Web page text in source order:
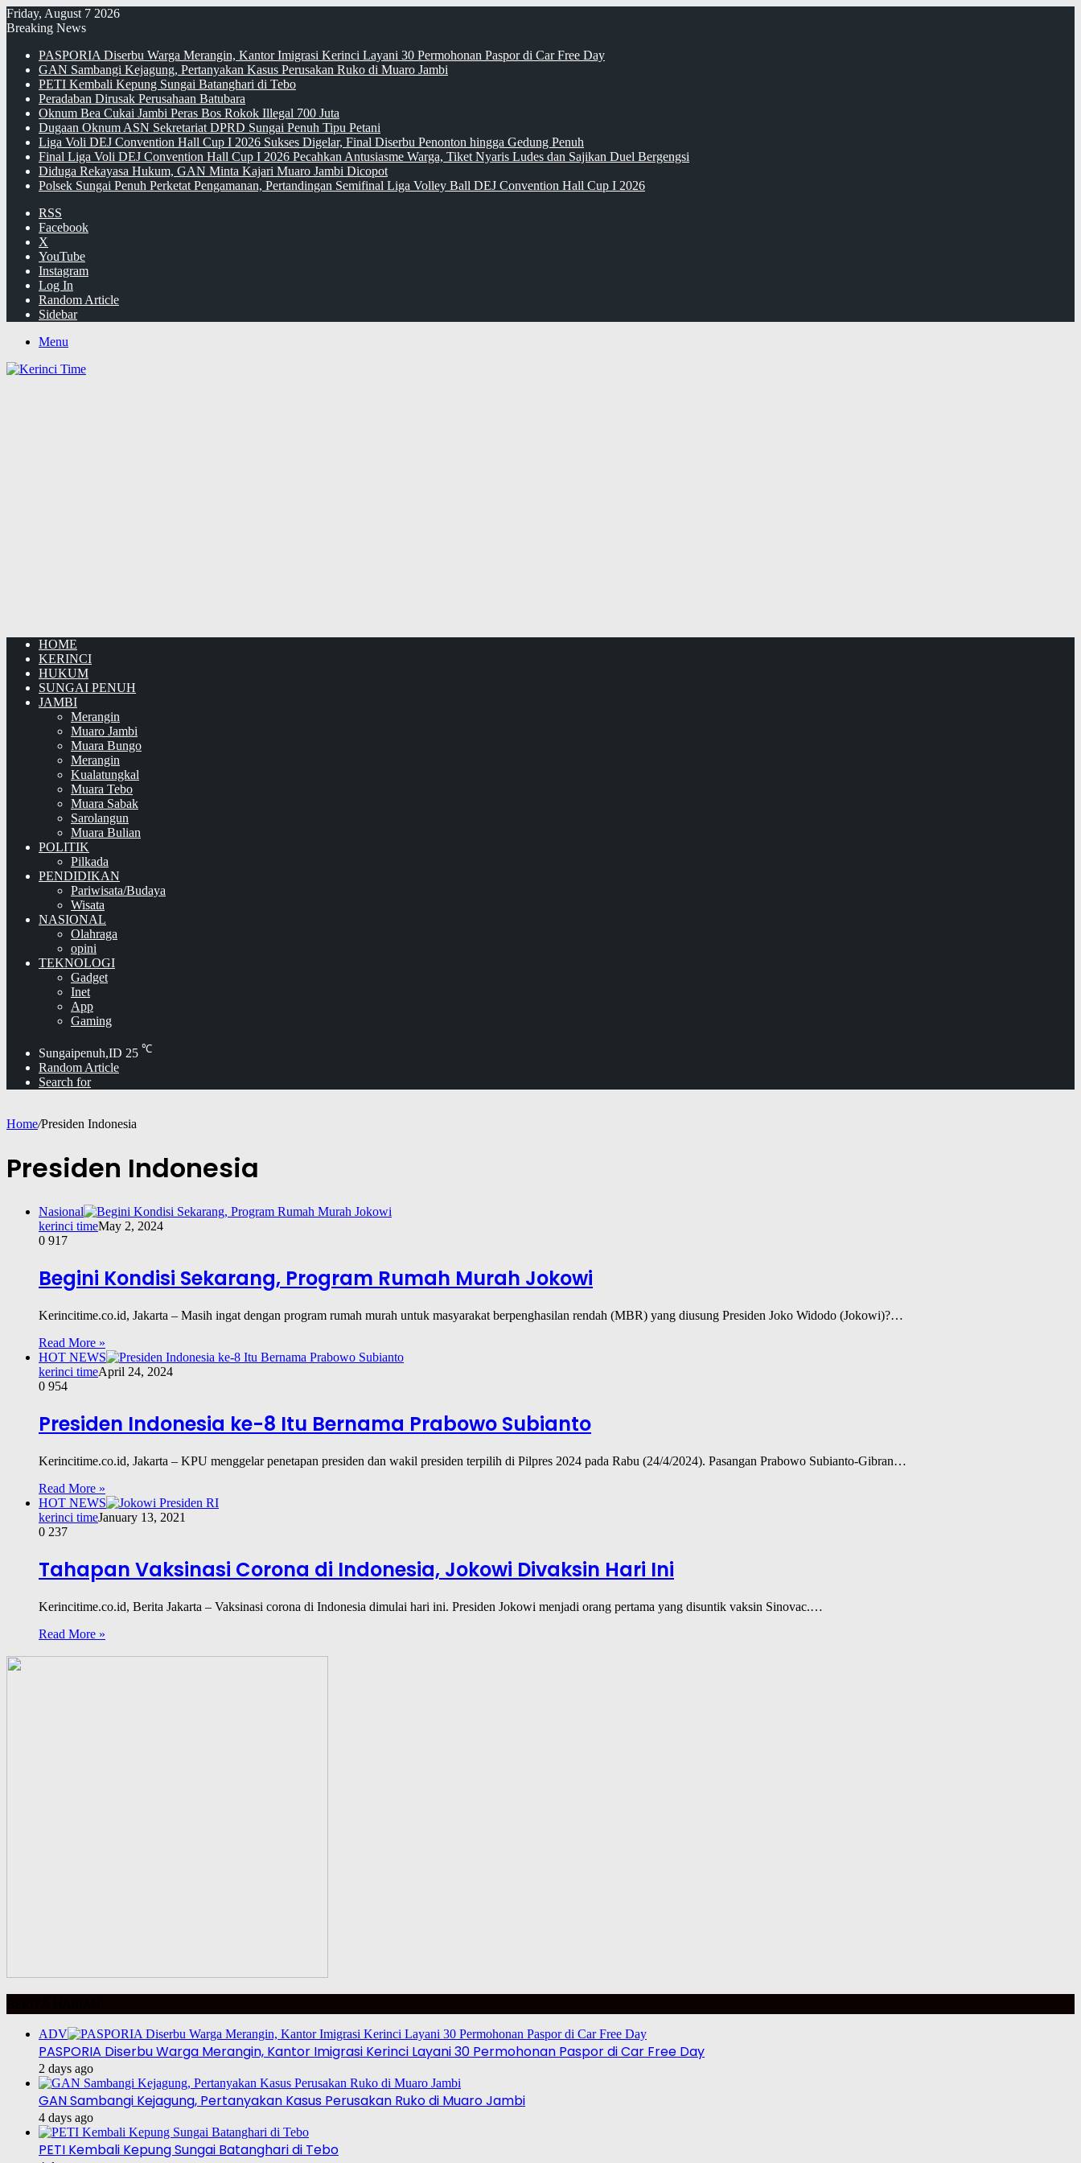
Friday, August 7 2026
Breaking News
PASPORIA Diserbu Warga Merangin, Kantor Imigrasi Kerinci Layani 30 Permohonan Paspor di Car Free Day
GAN Sambangi Kejagung, Pertanyakan Kasus Perusakan Ruko di Muaro Jambi
PETI Kembali Kepung Sungai Batanghari di Tebo
Peradaban Dirusak Perusahaan Batubara
Oknum Bea Cukai Jambi Peras Bos Rokok Illegal 700 Juta
Dugaan Oknum ASN Sekretariat DPRD Sungai Penuh Tipu Petani
Liga Voli DEJ Convention Hall Cup I 2026 Sukses Digelar, Final Diserbu Penonton hingga Gedung Penuh
Final Liga Voli DEJ Convention Hall Cup I 2026 Pecahkan Antusiasme Warga, Tiket Nyaris Ludes dan Sajikan Duel Bergengsi
Diduga Rekayasa Hukum, GAN Minta Kajari Muaro Jambi Dicopot
Polsek Sungai Penuh Perketat Pengamanan, Pertandingan Semifinal Liga Volley Ball DEJ Convention Hall Cup I 2026
RSS
Facebook
X
YouTube
Instagram
Log In
Random Article
Sidebar
Menu
HOME
KERINCI
HUKUM
SUNGAI PENUH
JAMBI
Merangin
Muaro Jambi
Muara Bungo
Merangin
Kualatungkal
Muara Tebo
Muara Sabak
Sarolangun
Muara Bulian
POLITIK
Pilkada
PENDIDIKAN
Pariwisata/Budaya
Wisata
NASIONAL
Olahraga
opini
TEKNOLOGI
Gadget
Inet
App
Gaming
Sungaipenuh,ID 25 ℃
Random Article
Search for
Home/Presiden Indonesia
Presiden Indonesia
Nasional
kerinci timeMay 2, 2024
0 917
Begini Kondisi Sekarang, Program Rumah Murah Jokowi
Kerincitime.co.id, Jakarta – Masih ingat dengan program rumah murah untuk masyarakat berpenghasilan rendah (MBR) yang diusung Presiden Joko Widodo (Jokowi)?…
Read More »
HOT NEWS
kerinci timeApril 24, 2024
0 954
Presiden Indonesia ke-8 Itu Bernama Prabowo Subianto
Kerincitime.co.id, Jakarta – KPU menggelar penetapan presiden dan wakil presiden terpilih di Pilpres 2024 pada Rabu (24/4/2024). Pasangan Prabowo Subianto-Gibran…
Read More »
HOT NEWS
kerinci timeJanuary 13, 2021
0 237
Tahapan Vaksinasi Corona di Indonesia, Jokowi Divaksin Hari Ini
Kerincitime.co.id, Berita Jakarta – Vaksinasi corona di Indonesia dimulai hari ini. Presiden Jokowi menjadi orang pertama yang disuntik vaksin Sinovac.…
Read More »
ADV
PASPORIA Diserbu Warga Merangin, Kantor Imigrasi Kerinci Layani 30 Permohonan Paspor di Car Free Day
2 days ago
GAN Sambangi Kejagung, Pertanyakan Kasus Perusakan Ruko di Muaro Jambi
4 days ago
PETI Kembali Kepung Sungai Batanghari di Tebo